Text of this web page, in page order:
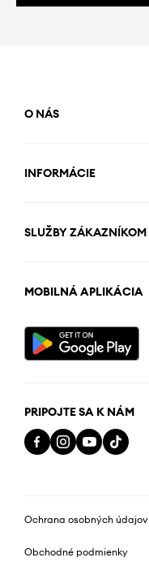
O NÁS
INFORMÁCIE
SLUŽBY ZÁKAZNÍKOM
MOBILNÁ APLIKÁCIA
PRIPOJTE SA K NÁM
Ochrana osobných údajov
Obchodné podmienky